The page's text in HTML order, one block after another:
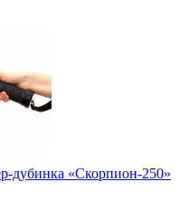
дубинка «Скорпион-250»